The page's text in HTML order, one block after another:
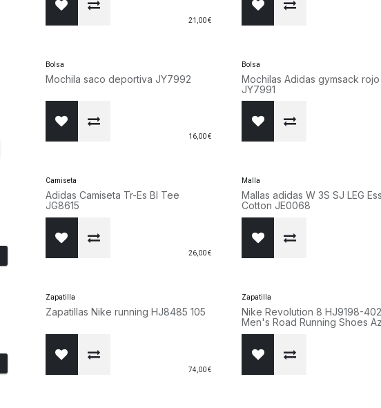
21,00€
Bolsa
Mochila saco deportiva JY7992
16,00€
Bolsa
Mochilas Adidas gymsack rojo
JY7991
Camiseta
Adidas Camiseta Tr-Es Bl Tee
JG8615
26,00€
Malla
Mallas adidas W 3S SJ LEG
Cotton JE0068
Zapatilla
Zapatillas Nike running HJ8485 105
74,00€
Zapatilla
Nike Revolution 8 HJ9198-402
Men's Road Running Shoes
Marino y Blanco